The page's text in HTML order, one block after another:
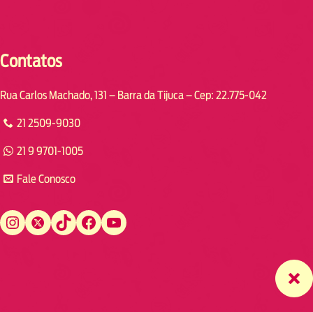
Contatos
Rua Carlos Machado, 131 – Barra da Tijuca – Cep: 22.775-042
21 2509-9030
21 9 9701-1005
Fale Conosco
Instagram Twitter TikTok Facebook YouTube